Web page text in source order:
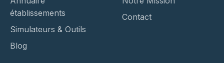
établissements
Simulateurs & Outils
Blog
Contact